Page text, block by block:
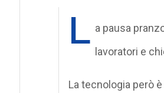
L a pausa
lavoratori e
La tecnologia però